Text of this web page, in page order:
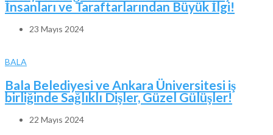
İnsanları ve Taraftarlarından Büyük İlgi!
23 Mayıs 2024
BALA
Bala Belediyesi ve Ankara Üniversitesi iş
birliğinde Sağlıklı Dişler, Güzel Gülüşler!
22 Mayıs 2024